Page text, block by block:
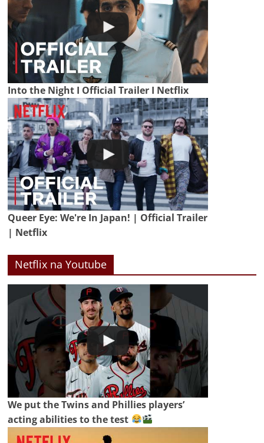
Into the Night I Official Trailer I Netflix
Queer Eye: We're In Japan! | Official Trailer
| Netflix
Netflix na Youtube
We put the Twins and Phillies players’
acting abilities to the test